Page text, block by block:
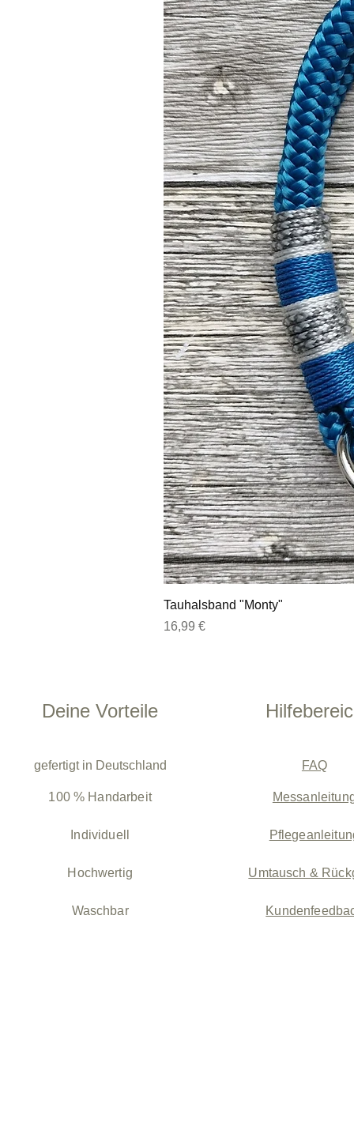
Tauhalsband "Monty"
Preis
16,99 €
Deine Vorteile
gefertigt in Deutschland
100 % Handarbeit
Individuell
Hochwertig
Waschbar
FAQ
Umtausch &